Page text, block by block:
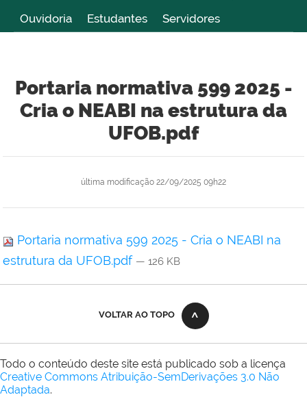
Ouvidoria
Estudantes Servidores
Portaria normativa 599 2025 -
Cria o NEABI na estrutura da
UFOB.pdf
última modificação 22/09/2025 09h22
Portaria normativa 599 2025 - Cria o NEABI na
estrutura da UFOB.pdf — 126 KB
VOLTAR AO TOPO
Todo o conteúdo deste site está publicado sob a licença
Creative Commons Atribuição-SemDerivações 3.0 Não
Adaptada.